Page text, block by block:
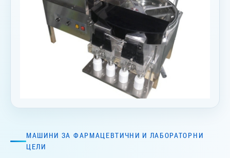
МАШИНИ ЗА ФАРМАЦЕВТИЧНИ И ЛАБОРАТОРНИ
ЦЕЛИ